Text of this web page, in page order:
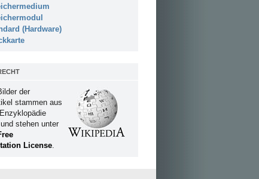
(Hardware)
der
stammen aus
stehen unter
License.